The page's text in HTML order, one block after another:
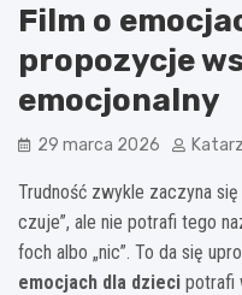
Film o
propozycje
emocjonalny
29 marca 2026
Trudność zwykle zaczyna
czuje”, ale nie potrafi tego
foch albo „nic”. To da się
emocjach dla dzieci potrafi